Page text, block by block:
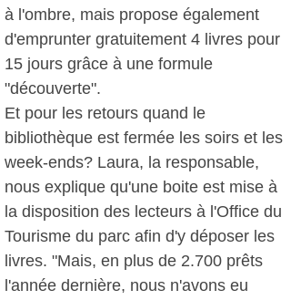
à l'ombre, mais propose également
d'emprunter gratuitement 4 livres pour
15 jours grâce à une formule
"découverte".
Et pour les retours quand le
bibliothèque est fermée les soirs et les
week-ends? Laura, la responsable,
nous explique qu'une boite est mise à
la disposition des lecteurs à l'Office du
Tourisme du parc afin d'y déposer les
livres. "Mais, en plus de 2.700 prêts
l'année dernière, nous n'avons eu